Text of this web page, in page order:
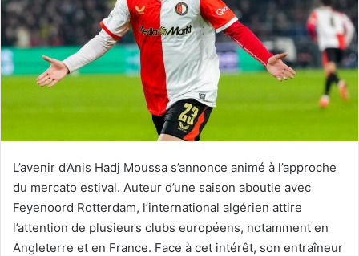
L’avenir d’Anis Hadj Moussa s’annonce animé à l’approche
du mercato estival. Auteur d’une saison aboutie avec
Feyenoord Rotterdam, l’international algérien attire
l’attention de plusieurs clubs européens, notamment en
Angleterre et en France. Face à cet intérêt, son entraîneur